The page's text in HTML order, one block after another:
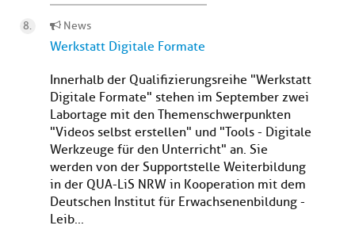
News
Werkstatt Digitale Formate
Innerhalb der Qualifizierungsreihe "Werkstatt
Digitale Formate" stehen im September zwei
Labortage mit den Themenschwerpunkten
"Videos selbst erstellen" und "Tools - Digitale
Werkzeuge für den Unterricht" an. Sie
werden von der Supportstelle Weiterbildung
in der QUA-LiS NRW in Kooperation mit dem
Deutschen Institut für Erwachsenenbildung -
Leib...